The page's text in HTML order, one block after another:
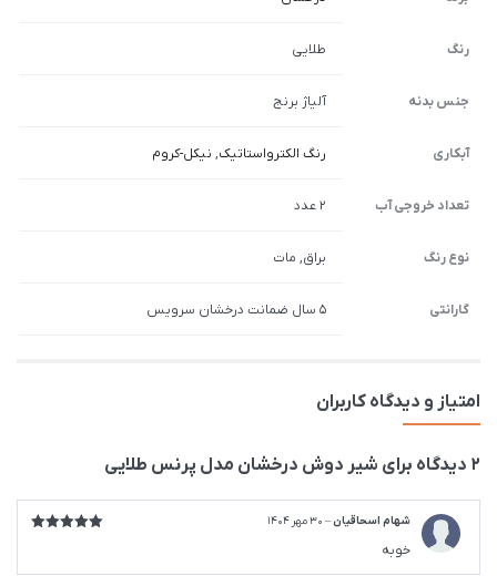
رنگ طلایی
جنس بدنه آلیاژ برنج
آبکاری رنگ الکترواستاتیک, نیکل-کروم
تعداد خروجی آب 2 عدد
نوع رنگ براق, مات
گارانتی 5 سال ضمانت درخشان سرویس
امتیاز و دیدگاه کاربران
2 دیدگاه برای شیر دوش درخشان مدل پرنس طلایی
شهام اسحاقیان– 30 مهر 1404
خوبه